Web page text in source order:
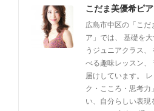
広島市中区の「こだ
ア」では、 基礎を
うジュニアクラス
べる趣味レッスン、
届けしています。
ク・こころ・思考
い、自分らしい表